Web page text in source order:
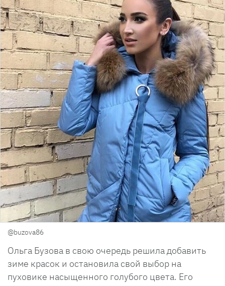
@buzova86
Ольга Бузова в свою очередь решила добавить
зиме красок и остановила свой выбор на
пуховике насыщенного голубого цвета. Его